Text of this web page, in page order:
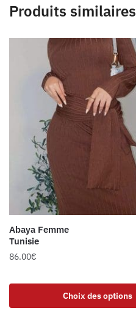
Produits similaires
Abaya Femme
Tunisie
86.00€
Choix des options